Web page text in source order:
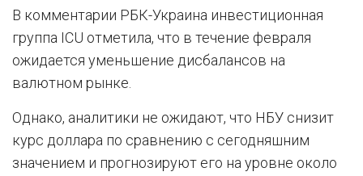
В комментарии РБК-Украина инвестиционная
группа ICU отметила, что в течение февраля
ожидается уменьшение дисбалансов на
валютном рынке.
Однако, аналитики не ожидают, что НБУ снизит
курс доллара по сравнению с сегодняшним
значением и прогнозируют его на уровне около